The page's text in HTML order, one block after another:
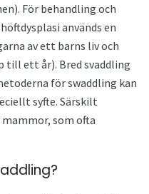
För behandling och
används en
av ett barns liv och
till ett år). Bred svaddling
för swaddling kan
syfte. Särskilt
som ofta